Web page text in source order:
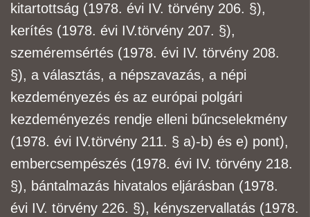
kitartottság (1978. évi IV. törvény 206. §),
kerítés (1978. évi IV.törvény 207. §),
szeméremsértés (1978. évi IV. törvény 208.
§), a választás, a népszavazás, a népi
kezdeményezés és az európai polgári
kezdeményezés rendje elleni bűncselekmény
(1978. évi IV.törvény 211. § a)-b) és e) pont),
embercsempészés (1978. évi IV. törvény 218.
§), bántalmazás hivatalos eljárásban (1978.
évi IV. törvény 226. §), kényszervallatás (1978.